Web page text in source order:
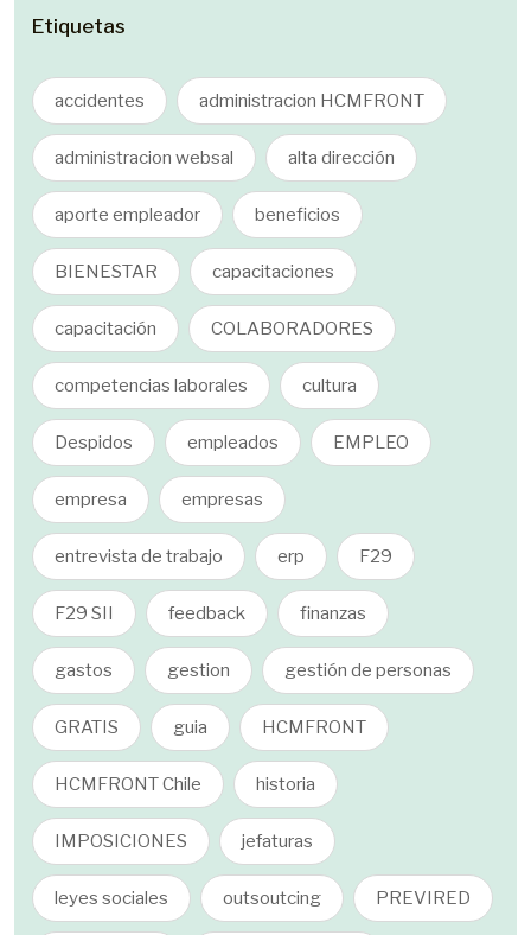
Etiquetas
accidentes administracion HCMFRONT
administracion websal alta dirección
aporte empleador beneficios
BIENESTAR capacitaciones
capacitación COLABORADORES
competencias laborales cultura
Despidos empleados EMPLEO
empresa empresas
entrevista de trabajo erp F29
F29 SII feedback finanzas
gastos gestion gestión de personas
GRATIS guia HCMFRONT
HCMFRONT Chile historia
IMPOSICIONES jefaturas
leyes sociales outsoutcing PREVIRED